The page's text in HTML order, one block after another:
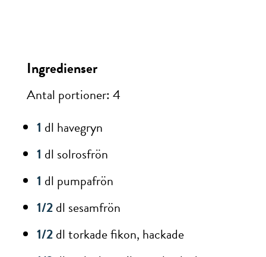
Ingredienser
Antal portioner: 4
1 dl havegryn
1 dl solrosfrön
1 dl pumpafrön
1/2dl sesamfrön
1/2dl torkade fikon, hackade